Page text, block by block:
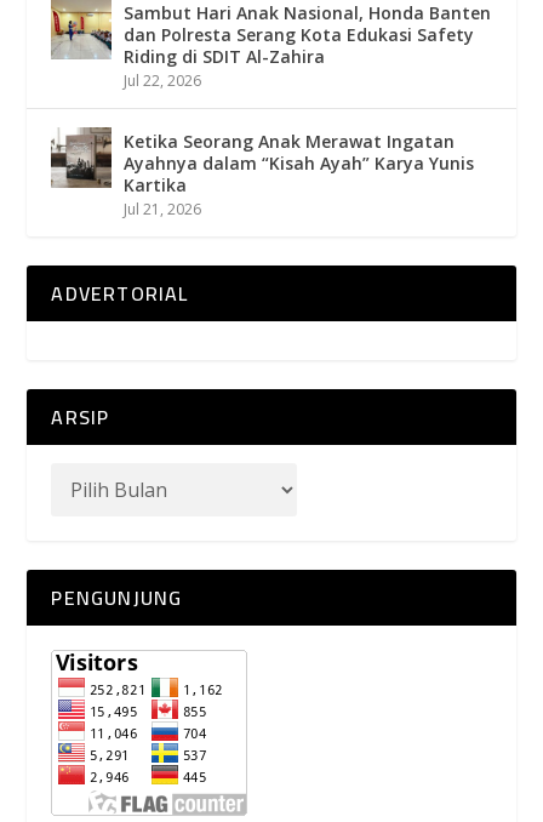
Sambut Hari Anak Nasional, Honda Banten
dan Polresta Serang Kota Edukasi Safety
Riding di SDIT Al-Zahira
Jul 22, 2026
Ketika Seorang Anak Merawat Ingatan
Ayahnya dalam “Kisah Ayah” Karya Yunis
Kartika
Jul 21, 2026
ADVERTORIAL
ARSIP
PENGUNJUNG